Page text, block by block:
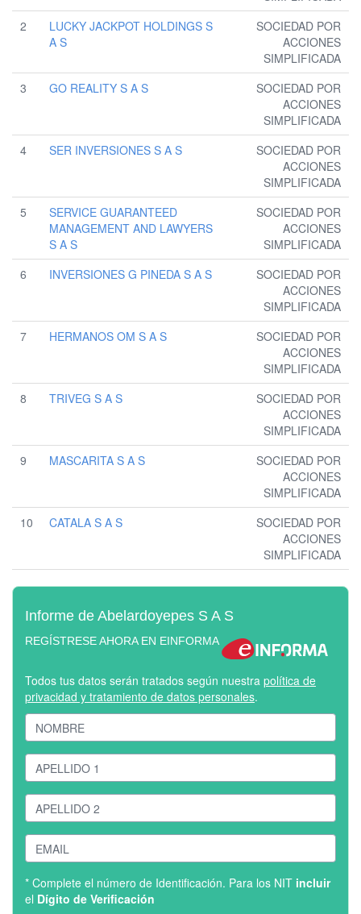
2
LUCKY JACKPOT HOLDINGS S
A S
SOCIEDAD POR
ACCIONES
SIMPLIFICADA
3
GO REALITY S A S
SOCIEDAD POR
ACCIONES
SIMPLIFICADA
4
SER INVERSIONES S A S
SOCIEDAD POR
ACCIONES
SIMPLIFICADA
5
SERVICE GUARANTEED
MANAGEMENT AND LAWYERS
S A S
SOCIEDAD POR
ACCIONES
SIMPLIFICADA
6
INVERSIONES G PINEDA S A S
SOCIEDAD POR
ACCIONES
SIMPLIFICADA
7
HERMANOS OM S A S
SOCIEDAD POR
ACCIONES
SIMPLIFICADA
8
TRIVEG S A S
SOCIEDAD POR
ACCIONES
SIMPLIFICADA
9
MASCARITA S A S
SOCIEDAD POR
ACCIONES
SIMPLIFICADA
10
CATALA S A S
SOCIEDAD POR
ACCIONES
SIMPLIFICADA
Informe de Abelardoyepes S A S
REGÍSTRESE AHORA EN EINFORMA
Todos tus datos serán tratados según nuestra política de
privacidad y tratamiento de datos personales.
* Complete el número de Identificación. Para los NIT incluir
el Dígito de Verificación